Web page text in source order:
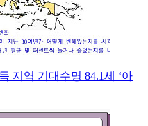
지역 기대수명 84.1세 ‘아